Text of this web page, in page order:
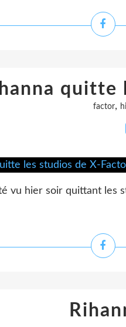
quitte
factor,
vu hier soir quittant les